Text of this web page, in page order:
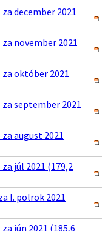
december 2021
november 2021
október 2021
september 2021
august 2021
júl 2021 (179,2
I. polrok 2021
jún 2021 (185,6